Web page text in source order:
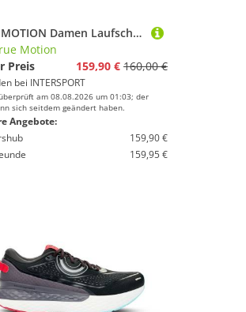
TRUE MOTION Damen Laufschuhe U-TECH Nevos 4
Motion
Preis
159,90 € 160,00 €
bei INTERSPORT
am 08.08.2026 um 01:03; der
sich seitdem geändert haben.
Angebote:
159,90 €
159,95 €